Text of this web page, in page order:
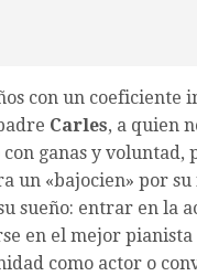
con un
Carles, a quien
ganas y voluntad,
un «bajocien» por
sueño: entrar en la
en el mejor pianista
como actor o